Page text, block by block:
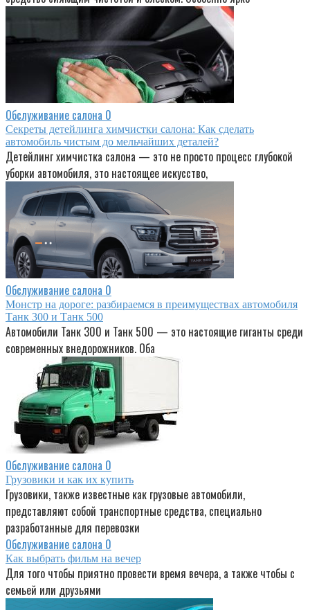
Обслуживание салона 0
Секреты детейлинга химчистки салона: Как сделать
автомобиль чистым до мельчайших деталей?
Детейлинг химчистка салона — это не просто процесс глубокой
уборки автомобиля, это настоящее искусство,
Обслуживание салона 0
Монстр на дороге: разбираемся в преимуществах автомобиля
Танк 300 и Танк 500
Автомобили Танк 300 и Танк 500 — это настоящие гиганты среди
современных внедорожников. Оба
Обслуживание салона 0
Грузовики и как их купить
Грузовики, также известные как грузовые автомобили,
представляют собой транспортные средства, специально
разработанные для перевозки
Обслуживание салона 0
Как выбрать фильм на вечер
Для того чтобы приятно провести время вечера, а также чтобы с
семьей или друзьями